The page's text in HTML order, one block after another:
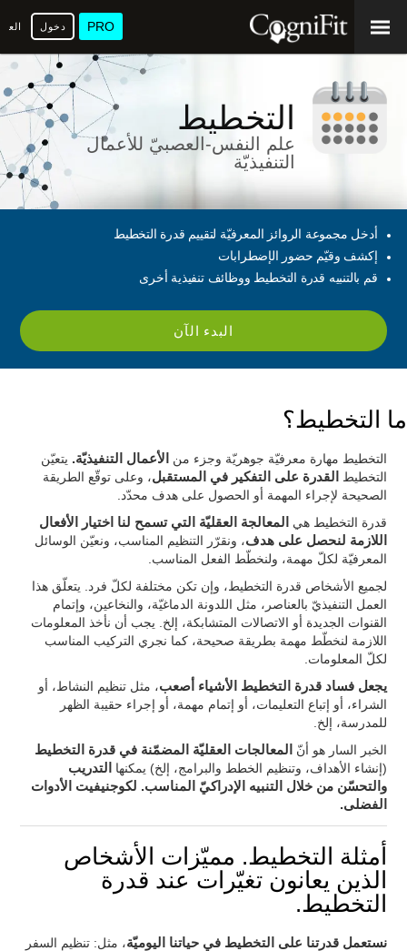
PRO دخول
التخطيط
علم النفس-العصبيّ للأعمال
التنفيذيّة
أدخل مجموعة الروائز المعرفيّة لتقييم قدرة التخطيط
إكشف وقيّم حضور الإضطرابات
قم بالتنبيه قدرة التخطيط ووظائف تنفيذية أخرى
البدء الآن
ما التخطيط؟
التخطيط مهارة معرفيّة جوهريّة وجزء من الأعمال التنفيذيّة. يتعيّن
التخطيط
القدرة على التفكير في المستقبل، وعلى توقّع الطريقة
الصحيحة لإجراء المهمة أو الحصول على هدف محدّد.
قدرة التخطيط هي
المعالجة العقليّة التي تسمح لنا اختيار الأفعال
اللازمة لنحصل على هدف، ونقرّر التنظيم المناسب، ونعيّن الوسائل
المعرفيّة لكلّ مهمة، ولنخطّط الفعل المناسب.
لجميع الأشخاص قدرة التخطيط، وإن تكن مختلفة لكلّ فرد. يتعلّق هذا
العمل التنفيذيّ بالعناصر، مثل اللدونة الدماغيّة، والنخاعين، وإتمام
القنوات الجديدة أو الاتصالات المتشابكة، إلخ. يجب أن نأخذ المعلومات
اللازمة لنخطّط مهمة بطريقة صحيحة، كما نجري التركيب المناسب
لكلّ المعلومات.
يجعل فساد قدرة التخطيط الأشياء أصعب، مثل تنظيم النشاط، أو
الشراء، أو إتباع التعليمات، أو إتمام مهمة، أو إجراء حقيبة الظهر
للمدرسة، إلخ.
الخبر السار هو أنّ
المعالجات العقليّة المضمّنة في قدرة التخطيط
(إنشاء الأهداف، وتنظيم الخطط والبرامج، إلخ) يمكنها
التدريب
والتحسّن من خلال التنبيه الإدراكيّ المناسب. لكوجنيفيت الأدوات
الفضلى.
أمثلة التخطيط. مميّزات الأشخاص
الذين يعانون تغيّرات عند قدرة
التخطيط.
نستعمل قدرتنا على التخطيط في حياتنا اليوميّة، مثل: تنظيم السفر